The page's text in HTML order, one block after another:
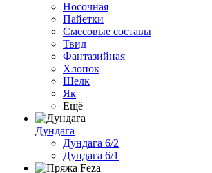
Носочная
Пайетки
Смесовые составы
Твид
Фантазийная
Хлопок
Шелк
Як
Ещё
Дундага
Дундага 6/2
Дундага 6/1